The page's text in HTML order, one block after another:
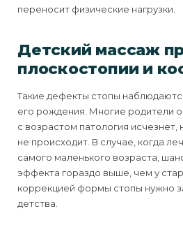
переносит физические нагрузки.
Детский массаж
плоскостопии и
Такие дефекты стопы
его рождения. Многие родители
с возрастом патология исчезнет,
не происходит. В случае, когда
самого маленького возраста,
эффекта гораздо выше, чем у
коррекцией формы стопы нужно
детства.